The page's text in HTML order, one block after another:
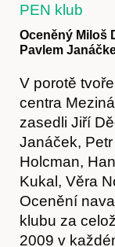
Oceněný Miloš
Pavlem
V porotě
centra
zasedli Jiří
Janáček,
Holcman,
Kukal, Věra
Ocenění
klubu za
2009 v